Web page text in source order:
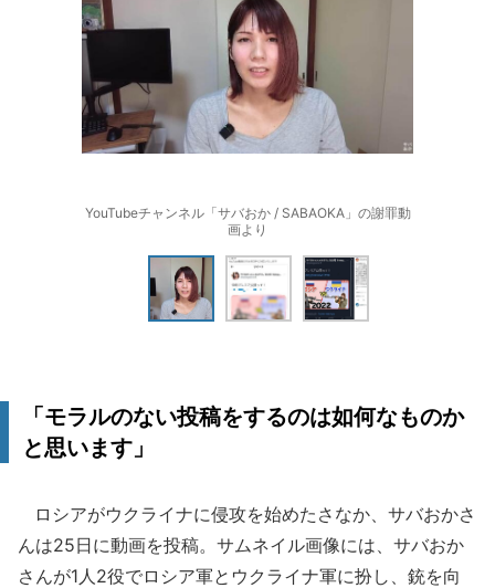
YouTubeチャンネル「サバおか / SABAOKA」の謝罪動
画より
「モラルのない投稿をするのは如何なものか
と思います」
ロシアがウクライナに侵攻を始めたさなか、サバおかさ
んは25日に動画を投稿。サムネイル画像には、サバおか
さんが1人2役でロシア軍とウクライナ軍に扮し、銃を向